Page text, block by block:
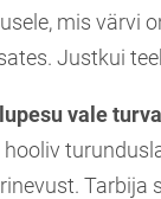
mis värvi
Justkui
vale
hooliv